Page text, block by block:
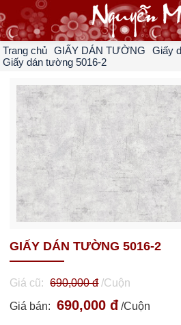
Trang chủ GIẤY DÁN TƯỜNG
Giấy
Giấy dán tường 5016-2
GIẤY DÁN TƯỜNG 5016-2
Giá cũ: 690,000 đ/Cuộn
Giá bán:
690,000 đ /Cuộn